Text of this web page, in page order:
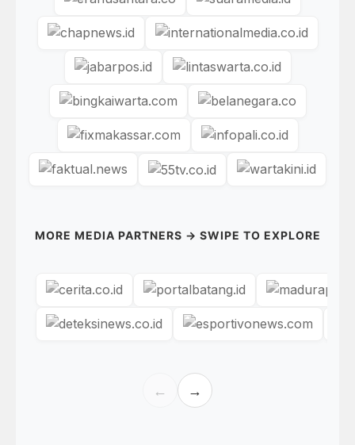
MORE MEDIA PARTNERS → SWIPE TO EXPLORE
← →